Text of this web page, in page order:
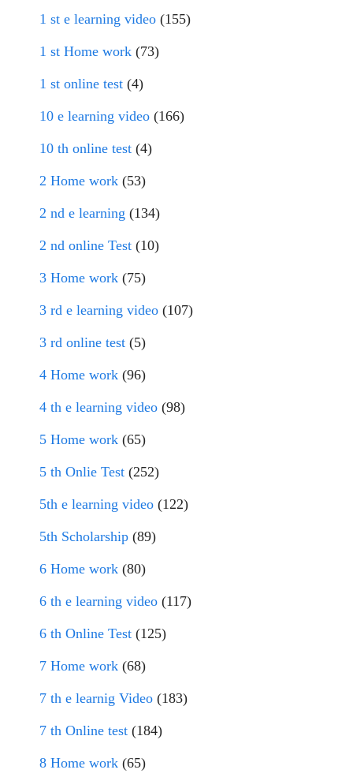
1 st e learning video (155)
1 st Home work (73)
1 st online test (4)
10 e learning video (166)
10 th online test (4)
2 Home work (53)
2 nd e learning (134)
2 nd online Test (10)
3 Home work (75)
3 rd e learning video (107)
3 rd online test (5)
4 Home work (96)
4 th e learning video (98)
5 Home work (65)
5 th Onlie Test (252)
5th e learning video (122)
5th Scholarship (89)
6 Home work (80)
6 th e learning video (117)
6 th Online Test (125)
7 Home work (68)
7 th e learnig Video (183)
7 th Online test (184)
8 Home work (65)